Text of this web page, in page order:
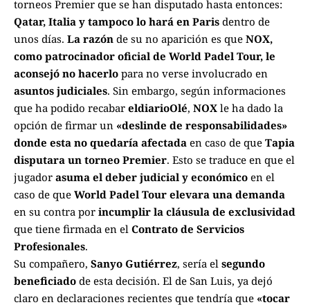
torneos Premier que se han disputado hasta entonces:
Qatar, Italia y tampoco lo hará en Paris dentro de
unos días. La razón de su no aparición es que NOX,
como patrocinador oficial de World Padel Tour, le
aconsejó no hacerlo para no verse involucrado en
asuntos judiciales. Sin embargo, según informaciones
que ha podido recabar eldiarioOlé, NOX le ha dado la
opción de firmar un «deslinde de responsabilidades»
donde esta no quedaría afectada en caso de que Tapia
disputara un torneo Premier. Esto se traduce en que el
jugador asuma el deber judicial y económico en el
caso de que World Padel Tour elevara una demanda
en su contra por incumplir la cláusula de exclusividad
que tiene firmada en el Contrato de Servicios
Profesionales.
Su compañero, Sanyo Gutiérrez, sería el segundo
beneficiado de esta decisión. El de San Luis, ya dejó
claro en declaraciones recientes que tendría que «tocar